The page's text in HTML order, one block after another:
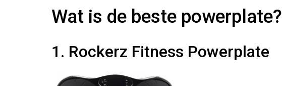
Wat is de beste powerplate?
1. Rockerz Fitness Powerplate